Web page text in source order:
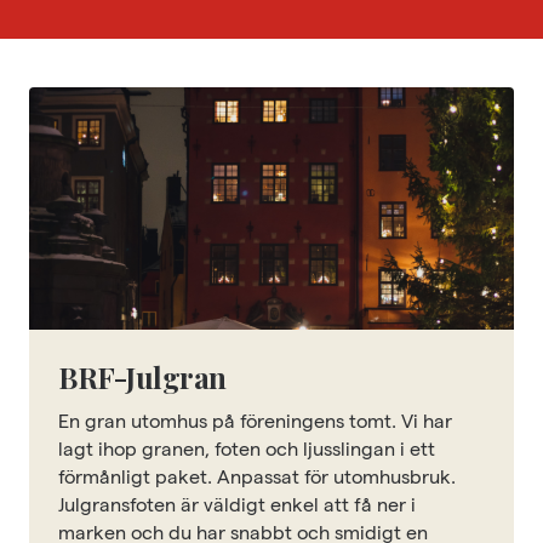
BRF-Julgran
En gran utomhus på föreningens tomt. Vi har
lagt ihop granen, foten och ljusslingan i ett
förmånligt paket. Anpassat för utomhusbruk.
Julgransfoten är väldigt enkel att få ner i
marken och du har snabbt och smidigt en